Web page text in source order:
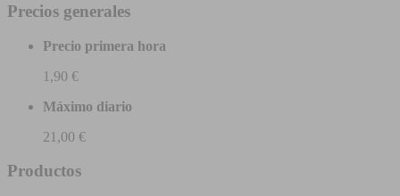
Precios generales
Precio primera hora
1,90 €
Máximo diario
21,00 €
Productos